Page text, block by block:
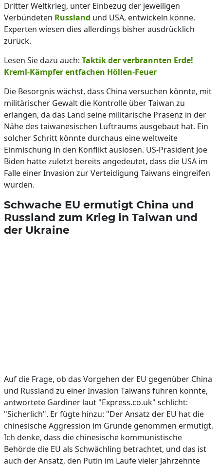
Dritter Weltkrieg, unter Einbezug der jeweiligen
Verbündeten Russland und USA, entwickeln könne.
Experten wiesen dies allerdings bisher ausdrücklich
zurück.
Lesen Sie dazu auch: Taktik der verbrannten Erde!
Kreml-Kämpfer entfachen Höllen-Feuer
Die Besorgnis wächst, dass China versuchen könnte, mit
militärischer Gewalt die Kontrolle über Taiwan zu
erlangen, da das Land seine militärische Präsenz in der
Nähe des taiwanesischen Luftraums ausgebaut hat. Ein
solcher Schritt könnte durchaus eine weltweite
Einmischung in den Konflikt auslösen. US-Präsident Joe
Biden hatte zuletzt bereits angedeutet, dass die USA im
Falle einer Invasion zur Verteidigung Taiwans eingreifen
würden.
Schwache EU ermutigt China und
Russland zum Krieg in Taiwan und
der Ukraine
Auf die Frage, ob das Vorgehen der EU gegenüber China
und Russland zu einer Invasion Taiwans führen könnte,
antwortete Gardiner laut "Express.co.uk" schlicht:
"Sicherlich". Er fügte hinzu: "Der Ansatz der EU hat die
chinesische Aggression im Grunde genommen ermutigt.
Ich denke, dass die chinesische kommunistische
Behörde die EU als Schwächling betrachtet, und das ist
auch der Ansatz, den Putin im Laufe vieler Jahrzehnte